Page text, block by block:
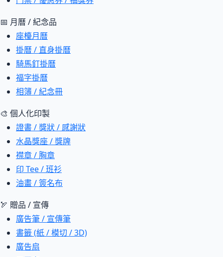
📅 月曆 / 紀念品
座檯月曆
掛曆 / 直身掛曆
騎馬釘掛曆
福字掛曆
相簿 / 紀念冊
🎨 個人化印製
證書 / 獎狀 / 感謝狀
水晶獎座 / 獎牌
襟章 / 胸章
印 Tee / 班衫
油畫 / 簽名布
🏹 贈品 / 宣傳
廣告筆 / 宣傳筆
書籤 (紙 / 模切 / 3D)
廣告扇